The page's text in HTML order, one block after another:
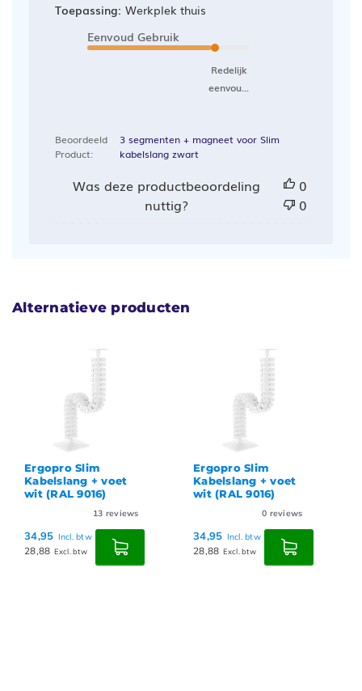
Toepassing: Werkplek thuis
Eenvoud Gebruik
Redelijk
eenvou...
Beoordeeld
Product:
3 segmenten + magneet voor Slim
kabelslang zwart
Was deze productbeoordeling
nuttig?
0
0
Alternatieve producten
Ergopro Slim
Kabelslang + voet
wit (RAL 9016)
13 reviews
34,95 Incl. btw
28,88 Excl. btw
Ergopro Slim
Kabelslang + voet
wit (RAL 9016)
0 reviews
34,95 Incl. btw
28,88 Excl. btw